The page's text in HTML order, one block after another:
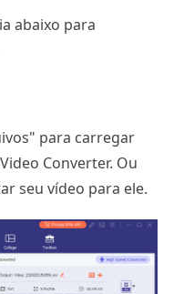
abaixo para
para carregar
Converter. Ou
seu vídeo para ele.